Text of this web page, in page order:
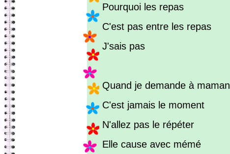
Pourquoi les repas
C'est pas entre les repas
J'sais pas
Quand je demande à maman
C'est jamais le moment
N'allez pas le répéter
Elle cause avec mémé